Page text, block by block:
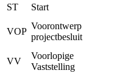
ST
Start
VOP
Voorontwerp
projectbesluit
VV
Voorlopige
Vaststelling